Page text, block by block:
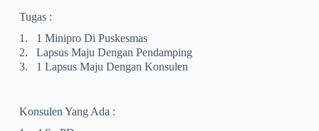
Tugas :
1.
1 Minipro Di Puskesmas
2.
Lapsus Maju Dengan Pendamping
3.
1 Lapsus Maju Dengan Konsulen
Konsulen Yang Ada :